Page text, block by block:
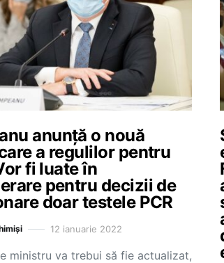
anunță o nouă
a regulilor pentru
fi luate în
pentru decizii de
doar testele PCR
12 ianuarie 2022
ministru va trebui să fie actualizat,